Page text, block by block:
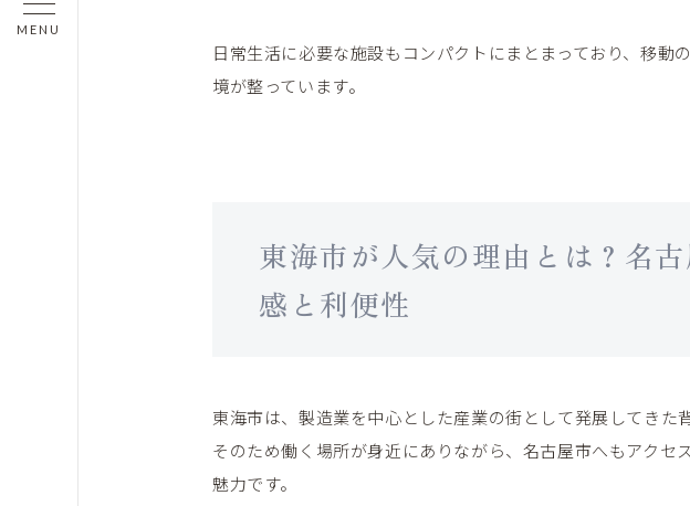
日常生活に必要な施設もコンパクトにまとまっており、移動
境が整っています。
東海市が人気の理由とは？名
感と利便性
東海市は、製造業を中心とした産業の街として発展してきた
そのため働く場所が身近にありながら、名古屋市へもアクセ
魅力です。